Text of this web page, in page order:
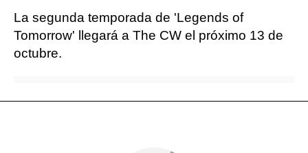
La segunda temporada de 'Legends of
Tomorrow' llegará a The CW el próximo 13 de
octubre.